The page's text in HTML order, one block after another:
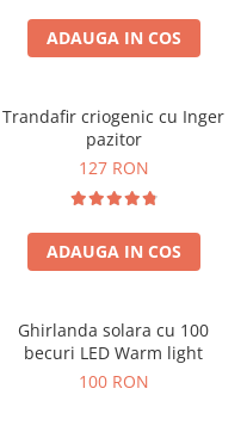
ADAUGA IN COS
Trandafir criogenic cu Inger
pazitor
127 RON
ADAUGA IN COS
Ghirlanda solara cu 100
becuri LED Warm light
100 RON